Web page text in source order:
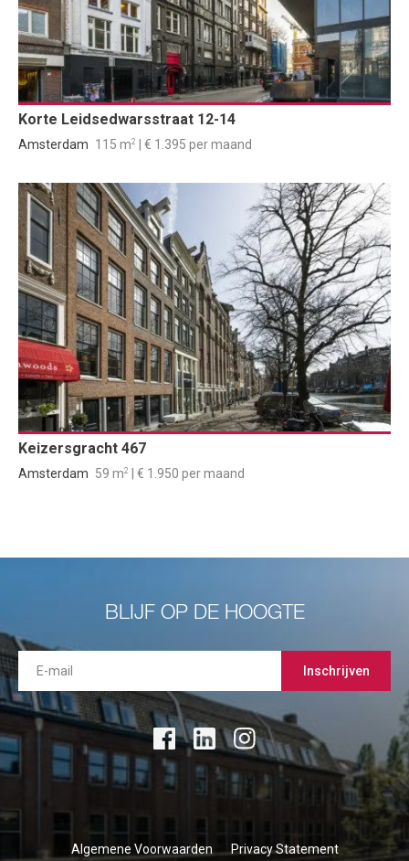
Korte Leidsedwarsstraat 12-14
Amsterdam 115 m2 | € 1.395 per maand
Keizersgracht 467
Amsterdam 59 m2 | € 1.950 per maand
BLIJF OP DE HOOGTE
Inschrijven
Algemene Voorwaarden Privacy Statement